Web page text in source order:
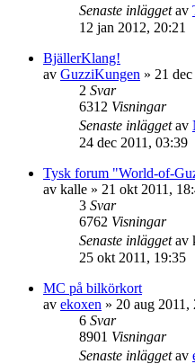
Senaste inläggetav
12 jan 2012, 20:21
BjällerKlang!
av GuzziKungen » 21
2 Svar
6312 Visningar
Senaste inläggetav
24 dec 2011, 03:39
Tysk forum "World-of-
av kalle » 21 okt 2011,
3 Svar
6762 Visningar
Senaste inläggetav
25 okt 2011, 19:35
MC på bilkörkort
av ekoxen » 20 aug 2011,
6 Svar
8901 Visningar
Senaste inläggetav